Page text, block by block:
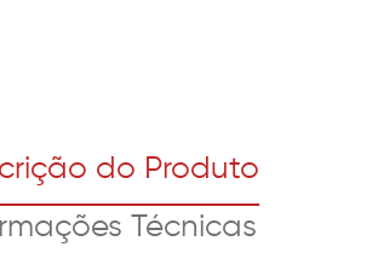
do Produto
Técnicas